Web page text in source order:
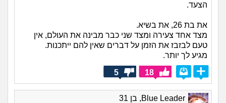
הצעד.
את בת 26, את בשיא.
מצד אחד צעירה ומצד שני כבר מבינה את העולם, אין
טעם לבזבז את הזמן על דברים שאין להם ייתכנות.
מגיע לך יותר.
18
5
Blue Leader, בן 31